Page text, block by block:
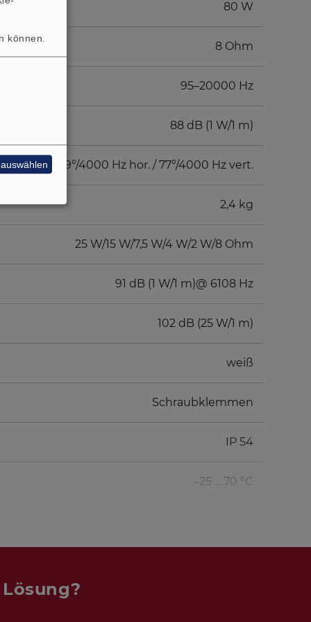
80 W
8 Ohm
95–20000 Hz
88 dB (1 W/1 m)
89°/4000 Hz hor. / 77°/4000 Hz vert.
2,4 kg
25 W/15 W/7,5 W/4 W/2 W/8 Ohm
91 dB (1 W/1 m)@ 6108 Hz
102 dB (25 W/1 m)
weiß
Schraubklemmen
IP 54
–25 ... 70 °C
können.